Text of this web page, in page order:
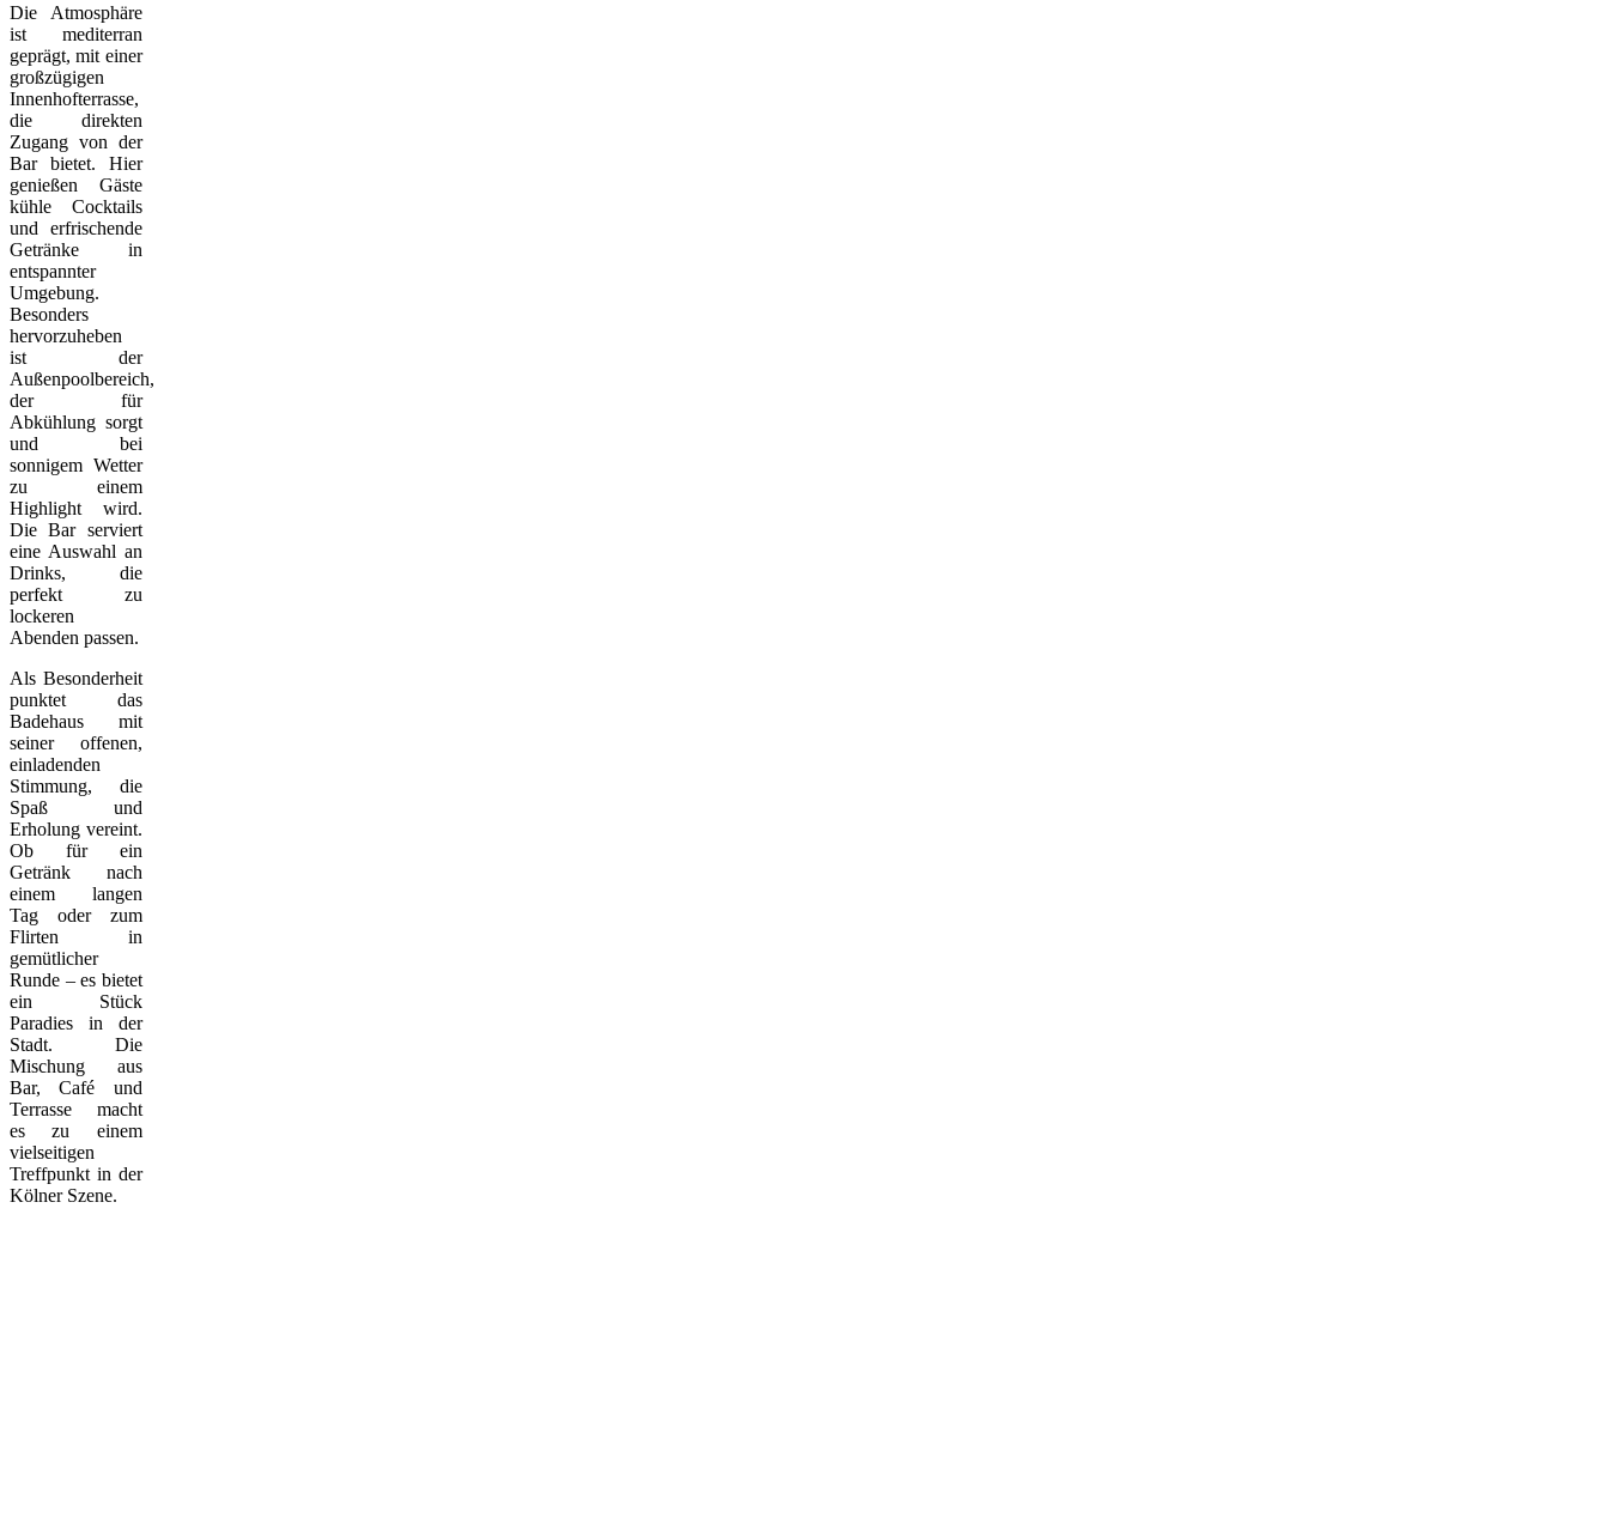
Die Atmosphäre
ist mediterran
geprägt, mit einer
großzügigen
Innenhofterrasse,
die direkten
Zugang von der
Bar bietet. Hier
genießen Gäste
kühle Cocktails
und erfrischende
Getränke in
entspannter
Umgebung.
Besonders
hervorzuheben
ist der
Außenpoolbereich,
der für
Abkühlung sorgt
und bei
sonnigem Wetter
zu einem
Highlight wird.
Die Bar serviert
eine Auswahl an
Drinks, die
perfekt zu
lockeren
Abenden passen.
Als Besonderheit
punktet das
Badehaus mit
seiner offenen,
einladenden
Stimmung, die
Spaß und
Erholung vereint.
Ob für ein
Getränk nach
einem langen
Tag oder zum
Flirten in
gemütlicher
Runde – es bietet
ein Stück
Paradies in der
Stadt. Die
Mischung aus
Bar, Café und
Terrasse macht
es zu einem
vielseitigen
Treffpunkt in der
Kölner Szene.